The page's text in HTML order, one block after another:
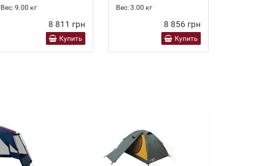
Вес:9.00 кг
8 811 грн
Купить
Вес:3.00 кг
8 856 грн
Купить